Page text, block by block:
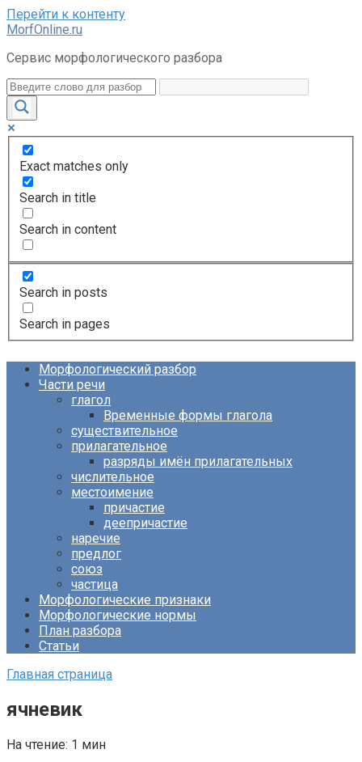
Перейти к контенту
MorfOnline.ru
Сервис морфологического разбора
Exact matches only
Search in title
Search in content
Search in posts
Search in pages
Морфологический разбор
Части речи
глагол
Временные формы глагола
существительное
прилагательное
разряды имён прилагательных
числительное
местоимение
причастие
деепричастие
наречие
предлог
союз
частица
Морфологические признаки
Морфологические нормы
План разбора
Статьи
Главная страница
ячневик
На чтение: 1 мин